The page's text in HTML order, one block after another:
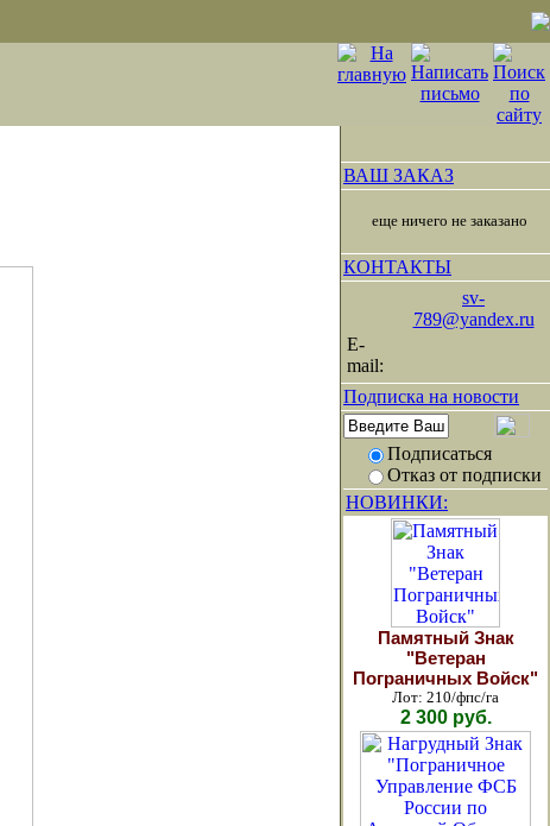
ВАШ ЗАКАЗ
еще ничего не заказано
КОНТАКТЫ
sv-
789@yandex.ru
E-
mail:
Подписка на новости
Подписаться
Отказ от подписки
НОВИНКИ:
Памятный Знак
"Ветеран
Пограничных Войск"
Лот: 210/фпс/га
2 300 руб.